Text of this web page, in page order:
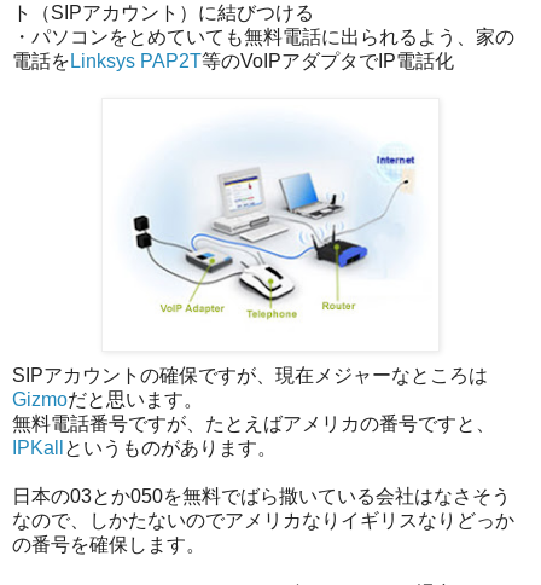
ト（SIPアカウント）に結びつける
・パソコンをとめていても無料電話に出られるよう、家の
電話を Linksys PAP2T等のVoIPアダプタでIP電話化
SIPアカウントの確保ですが、現在メジャーなところは
Gizmoだと思います。
無料電話番号ですが、たとえばアメリカの番号ですと、
IPKall
というものがあります。
日本の03とか050を無料でばら撒いている会社はなさそう
なので、しかたないのでアメリカなりイギリスなりどっか
の番号を確保します。